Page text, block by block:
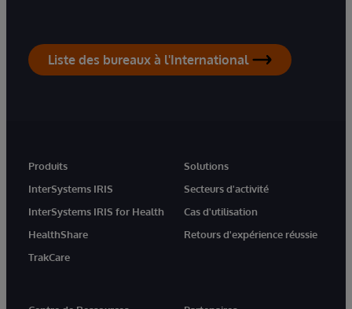
Liste des bureaux à l'International
Produits
InterSystems IRIS
InterSystems IRIS for Health
HealthShare
TrakCare
Solutions
Secteurs d'activité
Cas d'utilisation
Retours d'expérience réussie